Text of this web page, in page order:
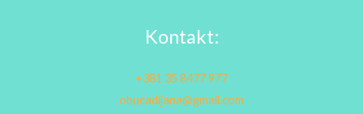
Kontakt:
+381 35 8477 977
obucadijana@gmail.com